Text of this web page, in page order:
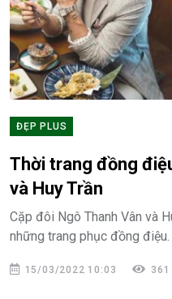
ĐẸP PLUS
Thời trang đồng
và Huy Trần
Cặp đôi Ngô Thanh Vân và
những trang phục đồng điệu.
15/03/2022 10:03 361